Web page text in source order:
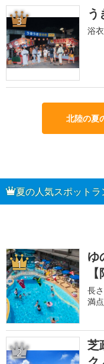
3 う
浴
北陸の夏
夏の人気スポット
1
ゆ
長
満点
2
芝